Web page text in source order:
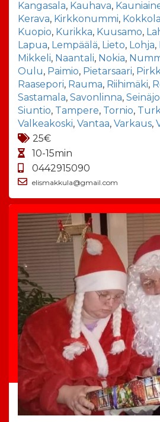
Kangasala, Kauhava,
Kerava, Kirkkonummi, Kokkola
Kuopio, Kurikka, Kuusamo,
Lapua, Lempäälä, Lieto, Lohja,
Mikkeli, Naantali, Nokia,
Oulu, Paimio, Pietarsaari,
Raasepori, Rauma, Riihimäki,
Sastamala, Savonlinna,
Siuntio, Tampere, Tornio,
Valkeakoski, Vantaa, Varkaus,
25€
10-15min
0442915090
elismakkula@gmail.com